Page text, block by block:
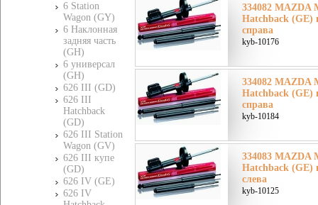
6 Station
Wagon (GY)
6 Наклонная
задняя часть
(GH)
6 универсал
(GH)
626 III (GD)
626 III
Hatchback
(GD)
626 III Station
Wagon (GV)
626 III купе
(GD)
626 IV (GE)
626 IV
334082 MAZDA
Hatchback (GE)
справа
kyb-10176
334082 MAZDA
Hatchback (GE)
справа
kyb-10184
334083 MAZDA
Hatchback (GE)
слева
kyb-10125